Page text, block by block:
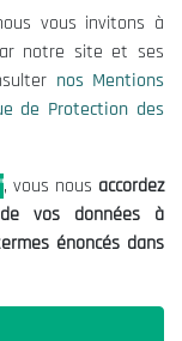
vous invitons à
notre site et ses
nos Mentions
de Protection des
, vous nous accordez
vos données à
énoncés dans